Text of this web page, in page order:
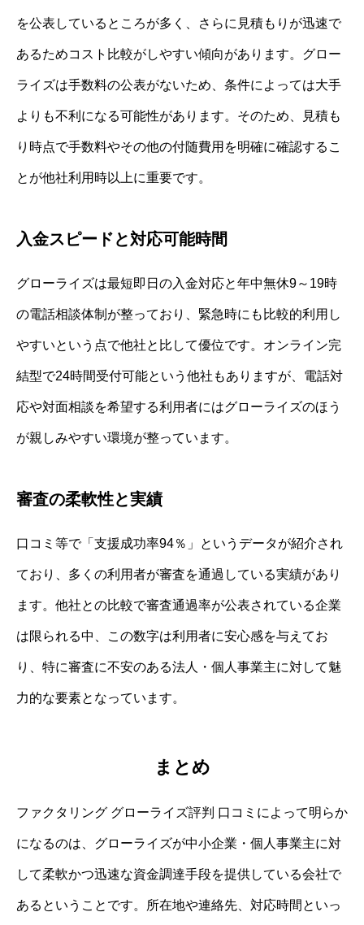
を公表しているところが多く、さらに見積もりが迅速で
あるためコスト比較がしやすい傾向があります。グロー
ライズは手数料の公表がないため、条件によっては大手
よりも不利になる可能性があります。そのため、見積も
り時点で手数料やその他の付随費用を明確に確認するこ
とが他社利用時以上に重要です。
入金スピードと対応可能時間
グローライズは最短即日の入金対応と年中無休9～19時
の電話相談体制が整っており、緊急時にも比較的利用し
やすいという点で他社と比して優位です。オンライン完
結型で24時間受付可能という他社もありますが、電話対
応や対面相談を希望する利用者にはグローライズのほう
が親しみやすい環境が整っています。
審査の柔軟性と実績
口コミ等で「支援成功率94％」というデータが紹介され
ており、多くの利用者が審査を通過している実績があり
ます。他社との比較で審査通過率が公表されている企業
は限られる中、この数字は利用者に安心感を与えてお
り、特に審査に不安のある法人・個人事業主に対して魅
力的な要素となっています。
まとめ
ファクタリング グローライズ評判 口コミによって明らか
になるのは、グローライズが中小企業・個人事業主に対
して柔軟かつ迅速な資金調達手段を提供している会社で
あるということです。所在地や連絡先、対応時間といっ